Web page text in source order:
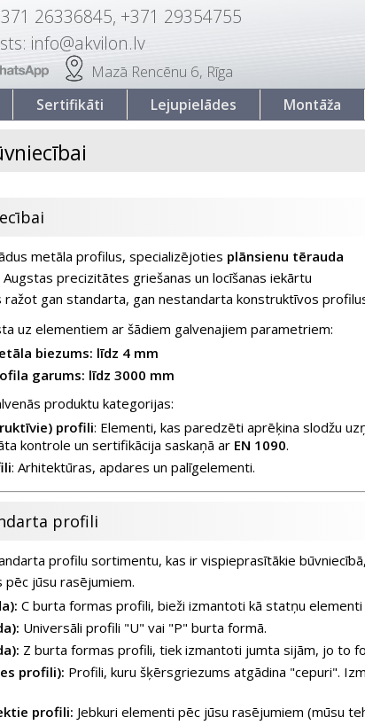
26336845, +371 29354755
info@akvilon.lv
Mazā Rencēnu 6, Rīga
Montāža
Lejupielādes
Sertifikāti
metāla profilus, specializējoties plānsienu tērauda
Augstas precizitātes griešanas un locīšanas iekārtu
ražot gan standarta, gan nestandarta konstruktīvos
uz elementiem ar šādiem galvenajiem parametriem:
biezums: līdz 4 mm
garums: līdz 3000 mm
produktu kategorijas:
profili: Elementi, kas paredzēti aprēķina slodžu
kontrole un sertifikācija saskaņā ar EN 1090.
: Arhitektūras, apdares un palīgelementi.
profili
profilu sortimentu, kas ir vispieprasītākie
jūsu rasējumiem.
C burta formas profili, bieži izmantoti kā statņu
Universāli profili "U" vai "P" burta formā.
Z burta formas profili, tiek izmantoti jumta sijām, jo to
profili): Profili, kuru šķērsgriezums atgādina "cepuri".
profili: Jebkuri elementi pēc jūsu rasējumiem (mūsu